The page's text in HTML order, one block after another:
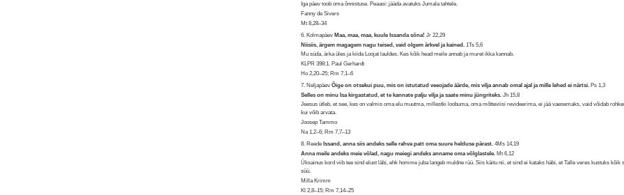
Iga päev toob oma õnnistuse. Peaasi: jääda avatuks Jumala tahtele.
Fanny de Sivers
Mt 8,28–34
6. Kolmapäev Maa, maa, maa, kuule Issanda sõna!Jr 22,29
Niisiis, ärgem magagem nagu teised, vaid olgem ärkvel ja kained.1Ts 5,6
Mu süda, ärka üles ja kiida Loojat lauldes. Kes kõik head meile annab ja muret ikka kannab.
KLPR 398:1. Paul Gerhardt
Ho 2,20–25; Rm 7,1–6
7. NeljapäevÕige on otsekui puu, mis on istutatud veeojade äärde, mis vilja annab omal ajal ja mille lehed ei närtsi. Ps 1,3
Selles on minu Isa kirgastatud, et te kannate palju vilja ja saate minu jüngriteks.Jh 15,8
Jeesus ütleb, et see, kes on valmis oma elu muutma, millestki loobuma, oma mõtteviisi revideerima, ei jää vaesemaks, vaid võidab
kui võib arvata.
Joosep Tammo
Na 1,2–6; Rm 7,7–13
8. Reede Issand, anna siis andeks selle rahva patt oma suure helduse pärast.4Ms 14,19
Anna meile andeks meie võlad, nagu meiegi andeks anname oma võlglastele. Mt 6,12
Üksainus kord viib tee sind elust läbi, ehk homme juba langeb muldne rüü. Siis käitu nii, et sind ei kataks häbi, et Talle veres kustuks kõik
süü.
Milla Krimm
Kl 2,8–15; Rm 7,14–25